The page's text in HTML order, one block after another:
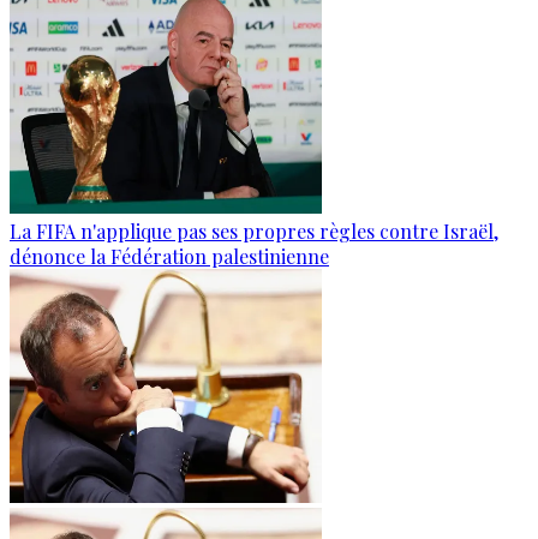
La FIFA n'applique pas ses propres règles contre Israël,
dénonce la Fédération palestinienne